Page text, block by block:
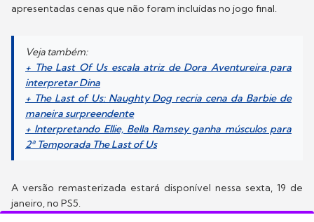
apresentadas cenas que não foram incluídas no jogo final.
Veja também:
+ The Last Of Us escala atriz de Dora Aventureira para
interpretar Dina
+ The Last of Us: Naughty Dog recria cena da Barbie de
maneira surpreendente
+ Interpretando Ellie, Bella Ramsey ganha músculos para
2ª Temporada The Last of Us
A versão remasterizada estará disponível nessa sexta, 19 de
janeiro, no PS5.